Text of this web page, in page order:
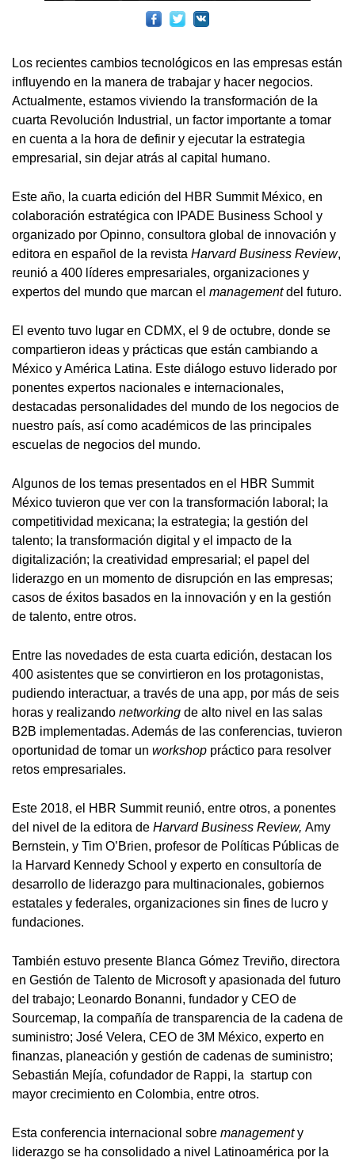
Los recientes cambios tecnológicos en las empresas están
influyendo en la manera de trabajar y hacer negocios.
Actualmente, estamos viviendo la transformación de la
cuarta Revolución Industrial, un factor importante a tomar
en cuenta a la hora de definir y ejecutar la estrategia
empresarial, sin dejar atrás al capital humano.
Este año, la cuarta edición del HBR Summit México, en
colaboración estratégica con IPADE Business School y
organizado por Opinno, consultora global de innovación y
editora en español de la revista Harvard Business Review,
reunió a 400 líderes empresariales, organizaciones y
expertos del mundo que marcan el managementdel futuro.
El evento tuvo lugar en CDMX, el 9 de octubre, donde se
compartieron ideas y prácticas que están cambiando a
México y América Latina. Este diálogo estuvo liderado por
ponentes expertos nacionales e internacionales,
destacadas personalidades del mundo de los negocios de
nuestro país, así como académicos de las principales
escuelas de negocios del mundo.
Algunos de los temas presentados en el HBR Summit
México tuvieron que ver con la transformación laboral; la
competitividad mexicana; la estrategia; la gestión del
talento; la transformación digital y el impacto de la
digitalización; la creatividad empresarial; el papel del
liderazgo en un momento de disrupción en las empresas;
casos de éxitos basados en la innovación y en la gestión
de talento, entre otros.
Entre las novedades de esta cuarta edición, destacan los
400 asistentes que se convirtieron en los protagonistas,
pudiendo interactuar, a través de una app, por más de seis
horas y realizando networking de alto nivel en las salas
B2B implementadas. Además de las conferencias, tuvieron
oportunidad de tomar un workshop práctico para resolver
retos empresariales.
Este 2018, el HBR Summit reunió, entre otros, a ponentes
del nivel de la editora de Harvard Business Review, Amy
Bernstein, y Tim O’Brien, profesor de Políticas Públicas de
la Harvard Kennedy School y experto en consultoría de
desarrollo de liderazgo para multinacionales, gobiernos
estatales y federales, organizaciones sin fines de lucro y
fundaciones.
También estuvo presente Blanca Gómez Treviño, directora
en Gestión de Talento de Microsoft y apasionada del futuro
del trabajo; Leonardo Bonanni, fundador y CEO de
Sourcemap, la compañía de transparencia de la cadena de
suministro; José Velera, CEO de 3M México, experto en
finanzas, planeación y gestión de cadenas de suministro;
Sebastián Mejía, cofundador de Rappi, la startup con
mayor crecimiento en Colombia, entre otros.
Esta conferencia internacional sobre managementy
liderazgo se ha consolidado a nivel Latinoamérica por la